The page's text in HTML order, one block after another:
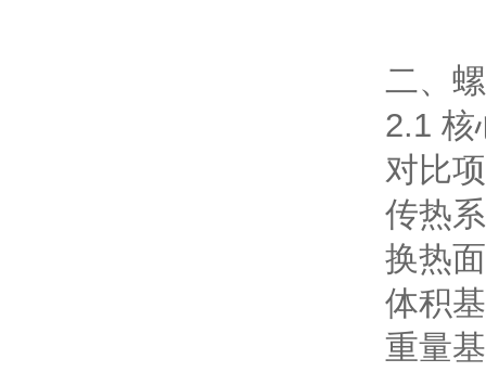
二、
2.1 核
对比项
传热
换热
体积
重量